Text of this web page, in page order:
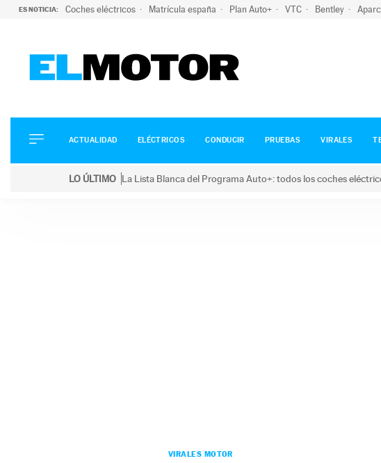
ES NOTICIA: Coches eléctricos Matrícula españa Plan Auto+ VTC Bentley
ELÉCTRICOS
CONDUCIR
ACTUALIDAD ELÉCTRICOS CONDUCIR PRUEBAS VIRALES
LO ÚLTIMO La Lista Blanca del Programa Auto+: todos los coches
VIRALES MOTOR